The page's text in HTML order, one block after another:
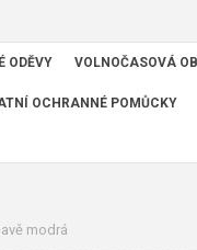
ODĚVY VOLNOČASOVÁ
OCHRANNÉ POMŮCKY
modrá